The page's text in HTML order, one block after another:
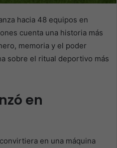
hacia 48 equipos en
cuenta una historia más
memoria y el poder
sobre el ritual deportivo más
en
en una máquina